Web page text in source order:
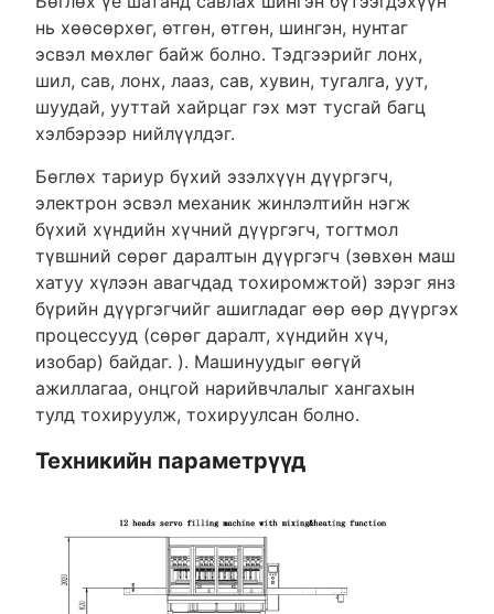
нь хөөсөрхөг, өтгөн, өтгөн, шингэн, нунтаг
эсвэл мөхлөг байж болно. Тэдгээрийг лонх,
шил, сав, лонх, лааз, сав, хувин, тугалга, уут,
шуудай, ууттай хайрцаг гэх мэт тусгай багц
хэлбэрээр нийлүүлдэг.
Бөглөх тариур бүхий эзэлхүүн дүүргэгч,
электрон эсвэл механик жинлэлтийн нэгж
бүхий хүндийн хүчний дүүргэгч, тогтмол
түвшний сөрөг даралтын дүүргэгч (зөвхөн маш
хатуу хүлээн авагчдад тохиромжтой) зэрэг янз
бүрийн дүүргэгчийг ашигладаг өөр өөр дүүргэх
процессууд (сөрөг даралт, хүндийн хүч,
изобар) байдаг. ). Машинуудыг өөгүй
ажиллагаа, онцгой нарийвчлалыг хангахын
тулд тохируулж, тохируулсан болно.
Техникийн параметрүүд